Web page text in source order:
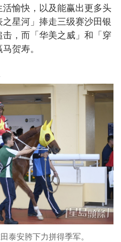
愉快，以及能赢出更多头
星河」捧走三级赛沙田银
，而「华美之威」和「穿
贺寿。
泰安胯下力拼得季军。